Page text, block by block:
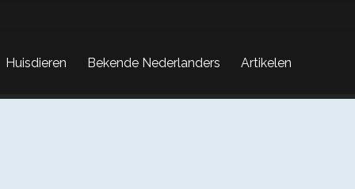
Huisdieren Bekende Nederlanders Artikelen